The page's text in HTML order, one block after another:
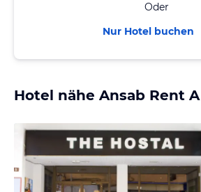
Oder
Nur Hotel buchen
Hotel nähe Ansab Rent